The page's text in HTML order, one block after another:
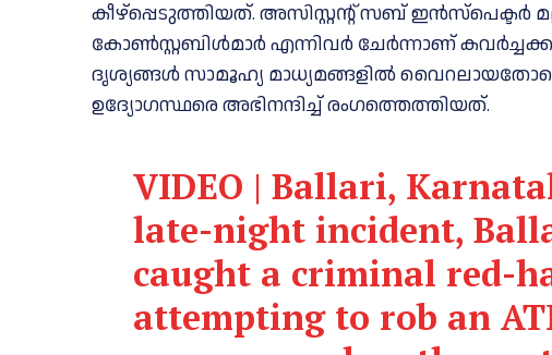
കീഴ്പ്പെടുത്തിയത്. അസിസ്റ്റന്റ് സബ് ഇൻസ്പെക്ടർ
കോൺസ്റ്റബിൾമാര്‍ എന്നിവര്‍ ചേര്‍ന്നാണ്
ദൃശ്യങ്ങള്‍ സാമൂഹ്യ മാധ്യമങ്ങളില്‍
ഉദ്യോഗസ്ഥരെ അഭിനന്ദിച്ച് രംഗത്തെത്തിയത്.
VIDEO | Ballari,
late-night incident,
caught a criminal red-
attempting to rob an